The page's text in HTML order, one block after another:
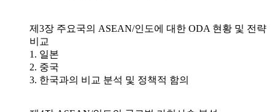
제3장 주요국의 ASEAN/인도에 대한 ODA 현황 및 전략
비교
1. 일본
2. 중국
3. 한국과의 비교 분석 및 정책적 함의